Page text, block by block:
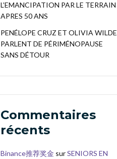
L’EMANCIPATION PAR LE TERRAIN
APRES 50 ANS
PENÉLOPE CRUZ ET OLIVIA WILDE
PARLENT DE PÉRIMÉNOPAUSE
SANS DÉTOUR
Commentaires
récents
Binance推荐奖金 surSENIORS EN